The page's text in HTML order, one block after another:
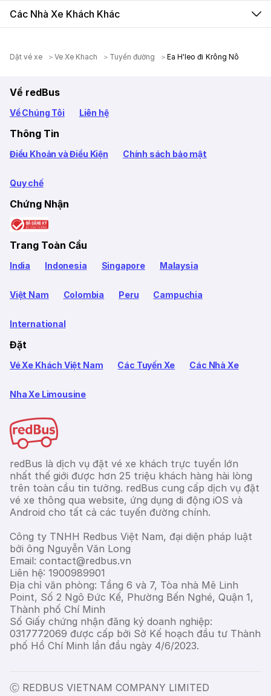
Các Nhà Xe Khách Khác
Dặt vé xe Ve Xe Khach Tuyến đường Ea H'leo đi Krông Nô
Về redBus
Về Chúng Tôi Liên hệ
Thông Tin
Điều Khoản và Điều Kiện Chính sách bảo mật
Quy chế
Chứng Nhận
Trang Toàn Cầu
India Indonesia Singapore Malaysia
Việt Nam Colombia Peru Campuchia
International
Đặt
Vé Xe Khách Việt Nam Các Tuyến Xe Các Nhà Xe
Nha Xe Limousine
redBus là dịch vụ đặt vé xe khách trực tuyến lớn
nhất thế giới được hơn 25 triệu khách hàng hài lòng
trên toàn cầu tin tưởng. redBus cung cấp dịch vụ đặt
vé xe thông qua website, ứng dụng di động iOS và
Android cho tất cả các tuyến đường chính.
Công ty TNHH Redbus Việt Nam, đại diện pháp luật
bởi ông Nguyễn Văn Long
Email: contact@redbus.vn
Liên hệ: 1900989901
Địa chỉ văn phòng: Tầng 6 và 7, Tòa nhà Mê Linh
Point, Số 2 Ngô Đức Kế, Phường Bến Nghé, Quận 1,
Thành phố Chí Minh
Số Giấy chứng nhận đăng ký doanh nghiệp:
0317772069 được cấp bởi Sở Kế hoạch đầu tư Thành
phố Hồ Chí Minh lần đầu ngày 4/6/2023.
Ⓒ REDBUS VIETNAM COMPANY LIMITED